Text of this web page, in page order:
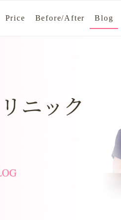
Price Before/After Blog